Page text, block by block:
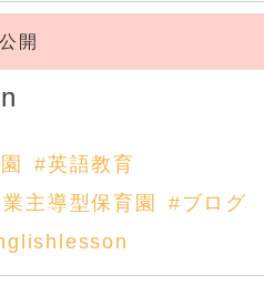
開
#英語教育
主導型保育園
#ブログ